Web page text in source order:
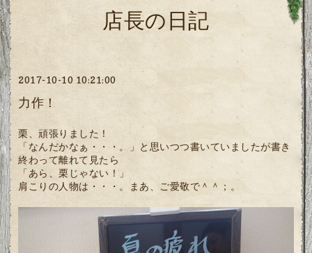
店長の日記
2017-10-10 10:21:00
力作！
栗、頑張りました！
「なんだかなぁ・・・。」と思いつつ書いていましたが書き
終わって離れて見たら
「あら、栗じゃない！」
肩こりの人物は・・・。まあ、ご愛敬で＾＾；。